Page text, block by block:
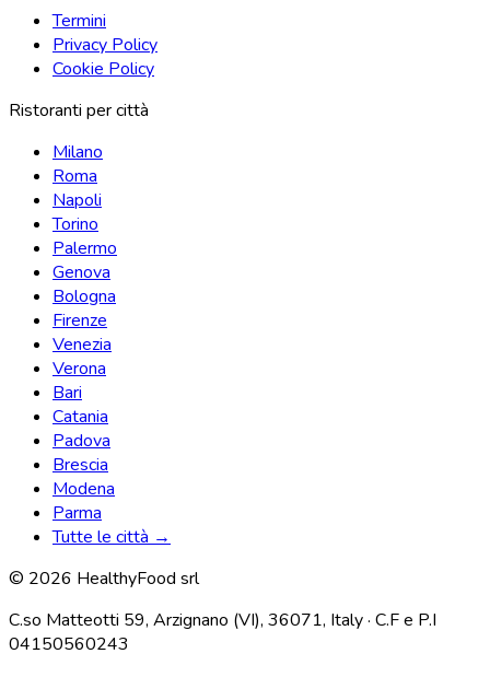
Termini
Privacy Policy
Cookie Policy
Ristoranti per città
Milano
Roma
Napoli
Torino
Palermo
Genova
Bologna
Firenze
Venezia
Verona
Bari
Catania
Padova
Brescia
Modena
Parma
Tutte le città →
© 2026 HealthyFood srl
C.so Matteotti 59, Arzignano (VI), 36071, Italy · C.F e P.I
04150560243